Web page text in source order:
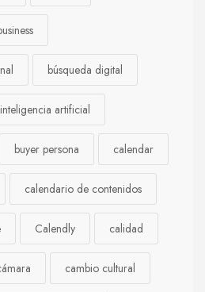
búsqueda digital
artificial
buyer persona calendar
calendario de contenidos
Calendly calidad
cambio cultural